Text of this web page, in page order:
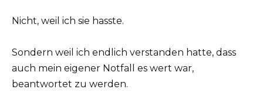
Nicht, weil ich sie hasste.
Sondern weil ich endlich verstanden hatte, dass
auch mein eigener Notfall es wert war,
beantwortet zu werden.